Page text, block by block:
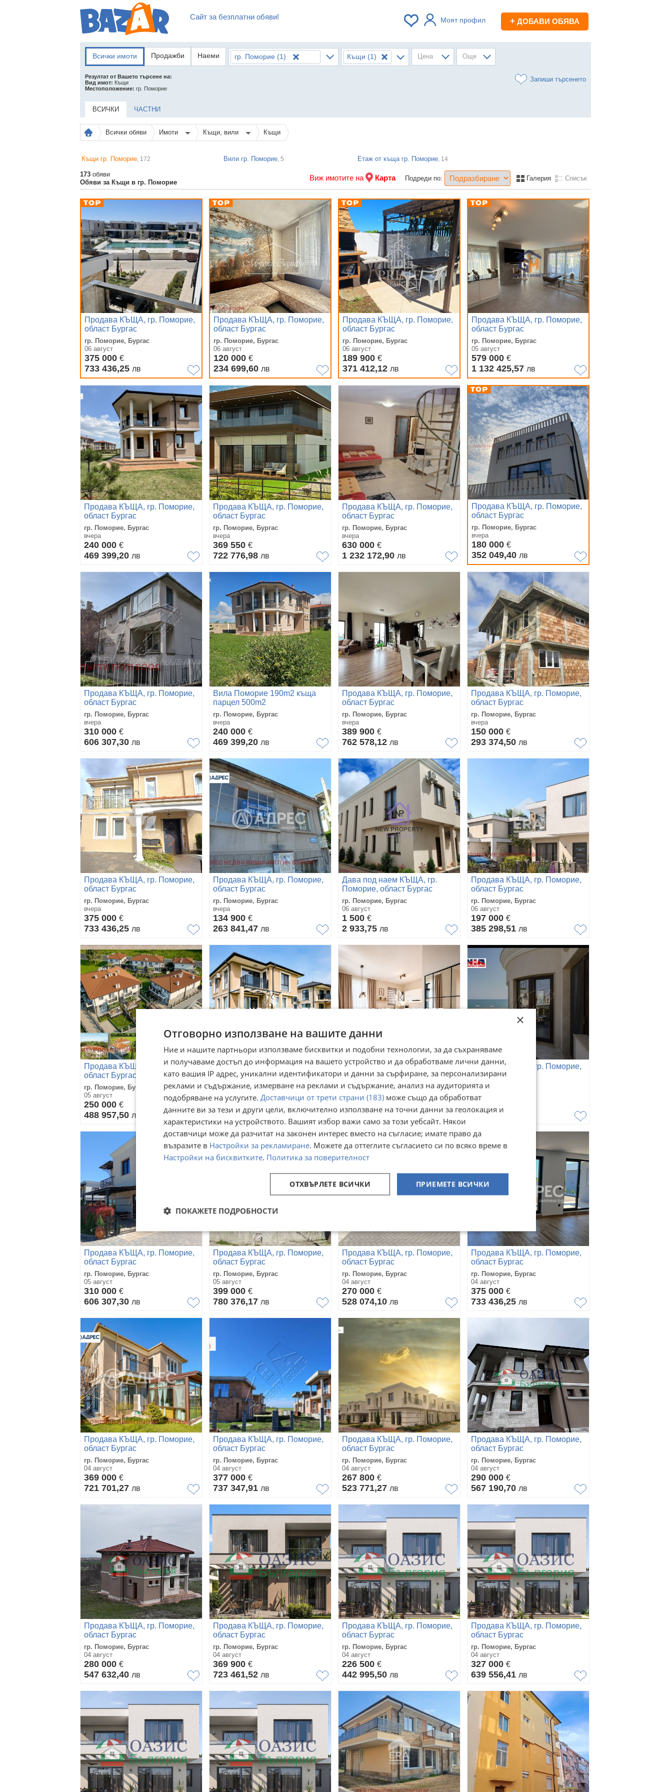
Сайт за безплатни обяви! Моят профил + ДОБАВИ ОБЯВА
Всички имоти Продажби Наеми гр. Поморие (1) Къщи (1) Цена Още
Резултат от Вашето търсене на:
Вид имот: Къщи
Местоположение: гр. Поморие
Запиши търсенето
ВСИЧКИ ЧАСТНИ
Всички обяви Имоти Къщи, вили Къщи
Къщи гр. Поморие, 172 Вили гр. Поморие, 5 Етаж от къща гр. Поморие, 14
173 обяви
Обяви за Къщи в гр. Поморие
Виж имотите на Карта Подреди по: Галерия Списък
Продава КЪЩА, гр. Поморие,
област Бургас
гр. Поморие, Бургас
06 август
375 000 €
733 436,25 лв
Продава КЪЩА, гр. Поморие,
област Бургас
гр. Поморие, Бургас
06 август
120 000 €
234 699,60 лв
Продава КЪЩА, гр. Поморие,
област Бургас
гр. Поморие, Бургас
06 август
189 900 €
371 412,12 лв
Продава КЪЩА, гр. Поморие,
област Бургас
гр. Поморие, Бургас
05 август
579 000 €
1 132 425,57 лв
Продава КЪЩА, гр. Поморие,
област Бургас
гр. Поморие, Бургас
вчера
240 000 €
469 399,20 лв
Продава КЪЩА, гр. Поморие,
област Бургас
гр. Поморие, Бургас
вчера
369 550 €
722 776,98 лв
Продава КЪЩА, гр. Поморие,
област Бургас
гр. Поморие, Бургас
вчера
630 000 €
1 232 172,90 лв
Продава КЪЩА, гр. Поморие,
област Бургас
гр. Поморие, Бургас
вчера
180 000 €
352 049,40 лв
Продава КЪЩА, гр. Поморие,
област Бургас
гр. Поморие, Бургас
вчера
310 000 €
606 307,30 лв
Вила Поморие 190m2 къща
парцел 500m2
гр. Поморие, Бургас
вчера
240 000 €
469 399,20 лв
Продава КЪЩА, гр. Поморие,
област Бургас
гр. Поморие, Бургас
вчера
389 900 €
762 578,12 лв
Продава КЪЩА, гр. Поморие,
област Бургас
гр. Поморие, Бургас
вчера
150 000 €
293 374,50 лв
Продава КЪЩА, гр. Поморие,
област Бургас
гр. Поморие, Бургас
вчера
375 000 €
733 436,25 лв
Продава КЪЩА, гр. Поморие,
област Бургас
гр. Поморие, Бургас
вчера
134 900 €
263 841,47 лв
Дава под наем КЪЩА, гр.
Поморие, област Бургас
гр. Поморие, Бургас
06 август
1 500 €
2 933,75 лв
Продава КЪЩА, гр. Поморие,
област Бургас
гр. Поморие, Бургас
06 август
197 000 €
385 298,51 лв
Продава КЪЩА, гр. Поморие,
област Бургас
гр. Поморие, Бургас
05 август
250 000 €
488 957,50 лв
Продава КЪЩА, гр. Поморие,
област Бургас
гр. Поморие, Бургас
05 август
307 000
600 439,81лв
Продава КЪЩА, гр. Поморие,
област Бургас
гр. Поморие, Бургас
05 август
307 000
600 439,81лв
Продава КЪЩА, гр. Поморие,
област Бургас
гр. Поморие, Бургас
05 август
743 215,40
Продава КЪЩА, гр. Поморие,
област Бургас
гр. Поморие, Бургас
05 август
310 000 €
606 307,30 лв
Продава КЪЩА, гр. Поморие,
област Бургас
гр. Поморие, Бургас
05 август
399 000 €
780 376,17 лв
Продава КЪЩА, гр. Поморие,
област Бургас
гр. Поморие, Бургас
04 август
270 000 €
528 074,10 лв
Продава КЪЩА, гр. Поморие,
област Бургас
гр. Поморие, Бургас
04 август
375 000 €
733 436,25 лв
Продава КЪЩА, гр. Поморие,
област Бургас
гр. Поморие, Бургас
04 август
369 000 €
721 701,27 лв
Продава КЪЩА, гр. Поморие,
област Бургас
гр. Поморие, Бургас
04 август
377 000 €
737 347,91 лв
Продава КЪЩА, гр. Поморие,
област Бургас
гр. Поморие, Бургас
04 август
267 800 €
523 771,27 лв
Продава КЪЩА, гр. Поморие,
област Бургас
гр. Поморие, Бургас
04 август
290 000 €
567 190,70 лв
Продава КЪЩА, гр. Поморие,
област Бургас
гр. Поморие, Бургас
04 август
280 000 €
547 632,40 лв
Продава КЪЩА, гр. Поморие,
област Бургас
гр. Поморие, Бургас
04 август
369 900 €
723 461,52 лв
Продава КЪЩА, гр. Поморие,
област Бургас
гр. Поморие, Бургас
04 август
226 500 €
442 995,50 лв
Продава КЪЩА, гр. Поморие,
област Бургас
гр. Поморие, Бургас
04 август
327 000 €
639 556,41 лв
×
Отговорно използване на вашите данни
Ние и нашите партньори използваме бисквитки и подобни технологии, за да съхраняваме
и получаваме достъп до информация на вашето устройство и да обработваме лични данни,
като вашия IP адрес, уникални идентификатори и данни за сърфиране, за персонализирани
реклами и съдържание, измерване на реклами и съдържание, анализ на аудиторията и
подобряване на услугите. Доставчици от трети страни (183) може също да обработват
данните ви за тези и други цели, включително използване на точни данни за геолокация и
характеристики на устройството. Вашият избор важи само за този уебсайт. Някои
доставчици може да разчитат на законен интерес вместо на съгласие; имате право да
възразите в Настройки за рекламиране. Можете да оттеглите съгласието си по всяко време в
Настройки на бисквитките. Политика за поверителност
ПРИЕМЕТЕ ВСИЧКИ
ОТХВЪРЛЕТЕ ВСИЧКИ
ПОКАЖЕТЕ ПОДРОБНОСТИ